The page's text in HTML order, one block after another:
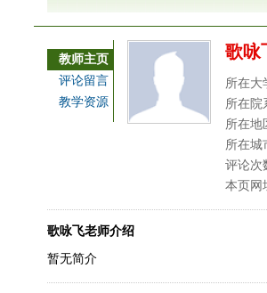
教师主页
评论留言
教学资源
歌咏
所在大
所在院
所在地
所在城
评论次
本页网
歌咏飞老师介绍
暂无简介